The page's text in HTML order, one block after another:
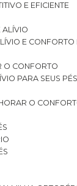
E EFICIENTE
ALÍVIO
E
O CONFORTO
PARA SEUS PÉS
O